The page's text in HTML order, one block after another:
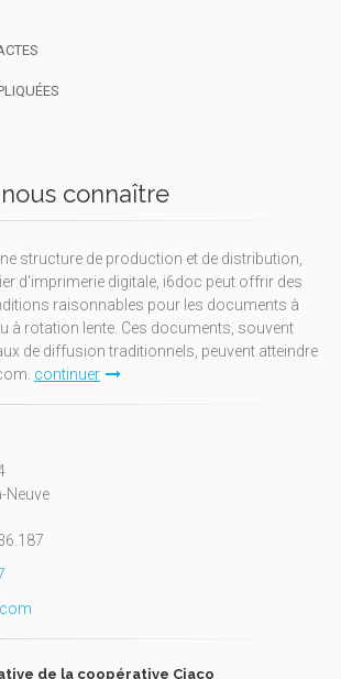
connaître
structure de production et de distribution,
d'imprimerie digitale, i6doc peut offrir des
raisonnables pour les documents à
à rotation lente. Ces documents, souvent
de diffusion traditionnels, peuvent atteindre
continuer
Neuve
de la coopérative Ciaco